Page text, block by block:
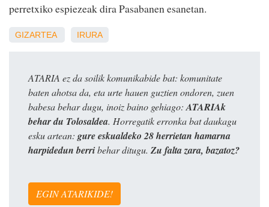
perretxiko espiezeak dira Pasabanen esanetan.
GIZARTEA IRURA
ATARIA ez da soilik komunikabide bat: komunitate
baten ahotsa da, eta urte hauen guztien ondoren, zuen
babesa behar dugu, inoiz baino gehiago: ATARIAk
behar du Tolosaldea. Horregatik erronka bat daukagu
esku artean: gure eskualdeko 28 herrietan hamarna
harpidedun berribehar ditugu. Zu falta zara, bazatoz?
EGIN ATARIKIDE!